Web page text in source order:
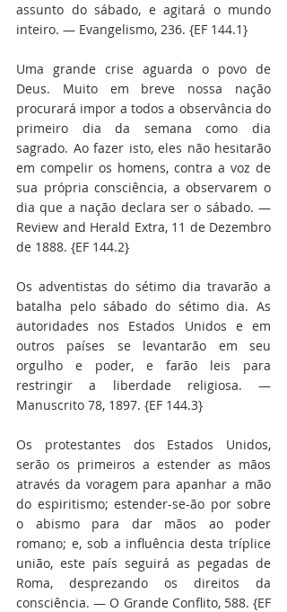
assunto do sábado, e agitará o mundo
inteiro. — Evangelismo, 236. {EF 144.1}
Uma grande crise aguarda o povo de
Deus. Muito em breve nossa nação
procurará impor a todos a observância do
primeiro dia da semana como dia
sagrado. Ao fazer isto, eles não hesitarão
em compelir os homens, contra a voz de
sua própria consciência, a observarem o
dia que a nação declara ser o sábado. —
Review and Herald Extra, 11 de Dezembro
de 1888. {EF 144.2}
Os adventistas do sétimo dia travarão a
batalha pelo sábado do sétimo dia. As
autoridades nos Estados Unidos e em
outros países se levantarão em seu
orgulho e poder, e farão leis para
restringir a liberdade religiosa. —
Manuscrito 78, 1897. {EF 144.3}
Os protestantes dos Estados Unidos,
serão os primeiros a estender as mãos
através da voragem para apanhar a mão
do espiritismo; estender-se-ão por sobre
o abismo para dar mãos ao poder
romano; e, sob a influência desta tríplice
união, este país seguirá as pegadas de
Roma, desprezando os direitos da
consciência. — O Grande Conflito, 588. {EF